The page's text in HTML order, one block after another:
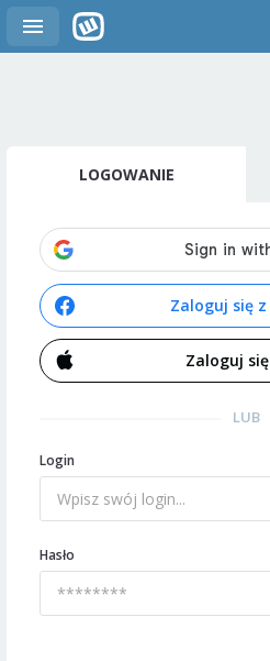
LOGOWANIE
Zaloguj się
Zaloguj
LUB
Login
Hasło